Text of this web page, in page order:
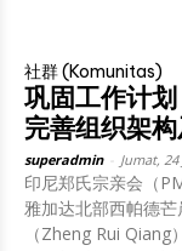
社群 (Komunitas)
巩固工作计
完善组织架
superadmin Jumat,
印尼郑氏宗亲会（
雅加达北部西帕德
（Zheng Rui